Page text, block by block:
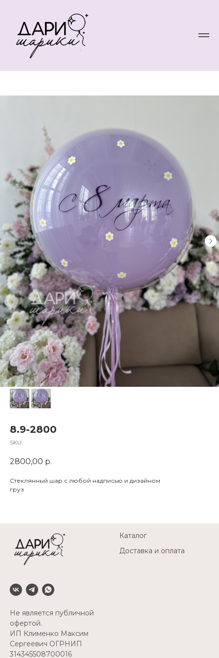
8.9-2800
SKU:
2800,00 р.
Стеклянный шар с любой надписью и дизайном
груз
Не является публичной
офертой.
ИП Клименко Максим
Сергеевич ОГРНИП
314345508700016
Каталог
Доставка и оплата